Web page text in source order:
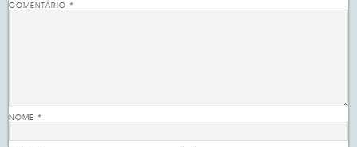
COMENTÁRIO*
NOME*